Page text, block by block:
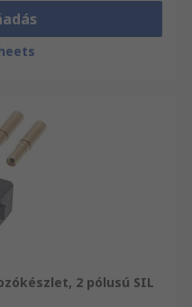
2 pólusú SIL